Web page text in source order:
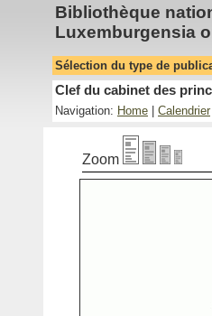
Bibliothèque
Luxemburgensia
Sélection du type de
Clef du cabinet des
Navigation: Home Calendrier
Zoom